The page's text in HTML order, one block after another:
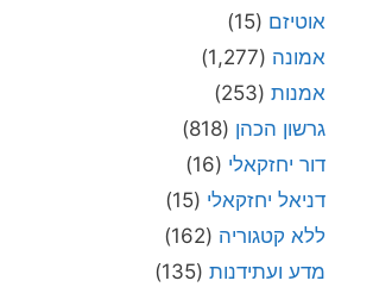
אוטיזם (15)
אמונה (1,277)
אמנות (253)
גרשון הכהן (818)
דור יחזקאלי (16)
דניאל יחזקאלי (15)
ללא קטגוריה (162)
מדע ועתידנות (135)